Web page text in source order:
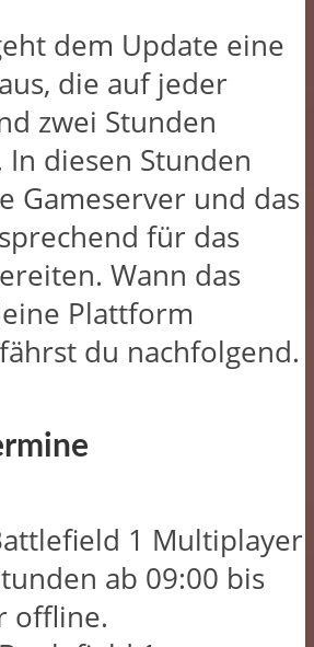
dem Update eine
die auf jeder
zwei Stunden
diesen Stunden
Gameserver und das
für das
Wann das
Plattform
du nachfolgend.
1 Multiplayer
ab 09:00 bis
offline.